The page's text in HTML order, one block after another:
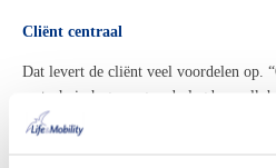
Cliënt centraal
Dat levert de cliënt veel voordelen op.
en technisch genoeg onderlegd om elk
te maken voor de cliënt”, zegt Remco.